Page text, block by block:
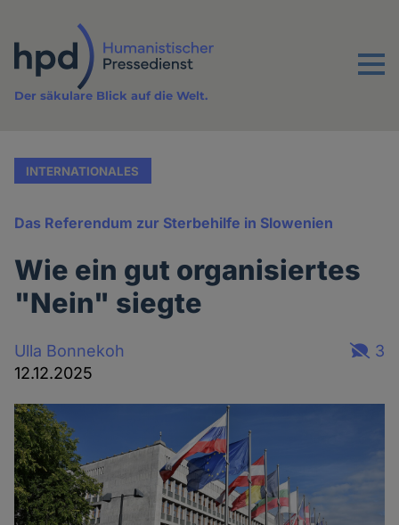
Inhalt
Menu
Der säkulare Blick auf die Welt.
INTERNATIONALES
Das Referendum zur Sterbehilfe in Slowenien
Wie ein gut organisiertes
"Nein" siegte
Ulla Bonnekoh
12.12.2025
3